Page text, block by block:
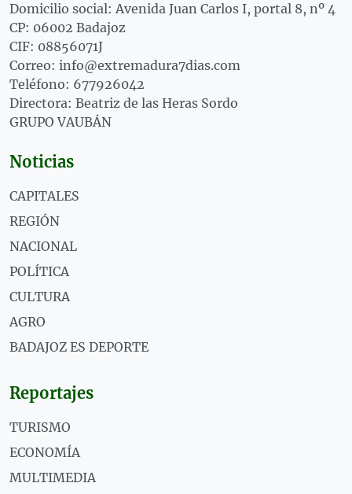
Domicilio social: Avenida Juan Carlos I, portal 8, nº 4
CP: 06002 Badajoz
CIF: 08856071J
Correo: info@extremadura7dias.com
Teléfono: 677926042
Directora: Beatriz de las Heras Sordo
GRUPO VAUBÁN
Noticias
CAPITALES
REGIÓN
NACIONAL
POLÍTICA
CULTURA
AGRO
BADAJOZ ES DEPORTE
Reportajes
TURISMO
ECONOMÍA
MULTIMEDIA